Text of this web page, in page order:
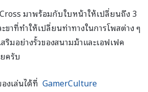
มาพร้อมกับใบหน้าให้เปลี่ยนถึง 3
าที่ทำให้เปลี่ยนท่าทางในการโพสต่าง ๆ
มอย่างรั้วของสนามม้าและเอฟเฟค
ครับ
งเล่นได้ที่ GamerCulture